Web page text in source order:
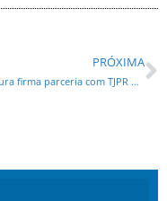
PRÓXIMA
Prefeitura firma parceria com TJPR para a criação dos Grupos Reflexivos para Homens Autores de Violência Doméstica